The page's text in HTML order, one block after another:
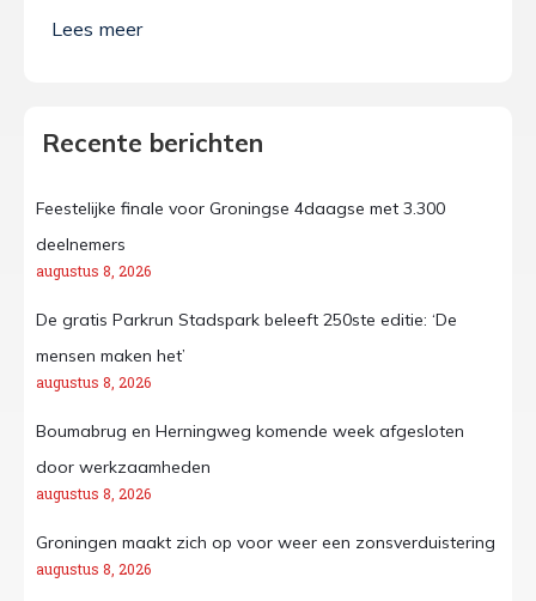
Recente berichten
Feestelijke finale voor Groningse 4daagse met 3.300
deelnemers
augustus 8, 2026
De gratis Parkrun Stadspark beleeft 250ste editie: ‘De
mensen maken het’
augustus 8, 2026
Boumabrug en Herningweg komende week afgesloten
door werkzaamheden
augustus 8, 2026
Groningen maakt zich op voor weer een zonsverduistering
augustus 8, 2026